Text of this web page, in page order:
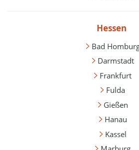
Hessen
Bad
Darmstadt
Frankfurt
Fulda
Gießen
Hanau
Kassel